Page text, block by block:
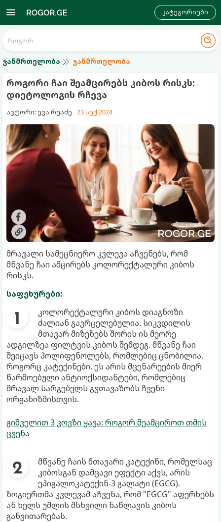
კატეგორიები
ჯანმრთელობა ჯანმრთელობა
როგორი ჩაი შეამცირებს კიბოს რისკს:
დიეტოლოგის რჩევა
ავტორი: ევა რუაძე 23 სექ 2024
მრავალი სამეცნიერო კვლევა აჩვენებს, რომ
მწვანე ჩაი ამცირებს კოლორექტალური კიბოს
რისკს.
საფეხურები:
კოლორექტალური კიბოს დიაგნოზი
ძალიან გავრცელებულია. სიკვდილის
მთავარ მიზეზებს შორის ის მეორე
ადგილზეა ფილტვის კიბოს შემდეგ. მწვანე ჩაი
შეიცავს პოლიფენოლებს, რომლებიც ცნობილია,
როგორც კატექინები. ეს არის მცენარეების მიერ
წარმოებული ანტიოქსიდანტები, რომლებიც
მრავალ სარგებელს გვთავაზობს ჩვენი
ორგანიზმისთვის.
გიშველით 3 კოვზი ყავა: როგორ შეამციროთ თმის
ცვენა
მწვანე ჩაის მთავარი კატექინი, რომელსაც
კიბოსგან დამცავი ეფექტი აქვს, არის
ეპიგალოკატექინ-3 გალატი (EGCG).
ზოგიერთმა კვლევამ აჩვენა, რომ "EGCG" აფერხებს
ან ხელს უშლის მსხვილი ნაწლავის კიბოს
განვითარებას.